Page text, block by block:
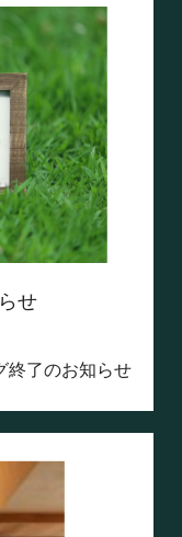
せ
終了のお知らせ